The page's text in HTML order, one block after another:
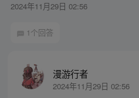
2024年11月29日 02:56
1个回答
漫游行者
2024年11月29日 02:56